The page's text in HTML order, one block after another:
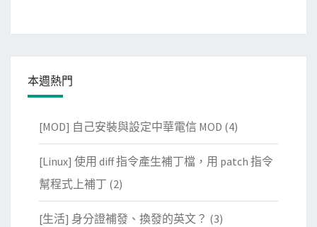
本週熱門
[MOD] 自己安裝與設定中華電信 MOD (4)
[Linux] 使用 diff 指令產生補丁檔，用 patch 指令
幫程式上補丁 (2)
[生活] 身分證補發、換發的英文？ (3)